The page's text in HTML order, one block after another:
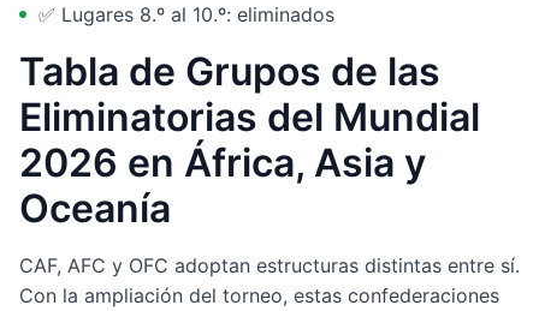
✅ Lugares 8.º al 10.º: eliminados
Tabla de Grupos de las
Eliminatorias del Mundial
2026 en África, Asia y
Oceanía
CAF, AFC y OFC adoptan estructuras distintas entre sí.
Con la ampliación del torneo, estas confederaciones